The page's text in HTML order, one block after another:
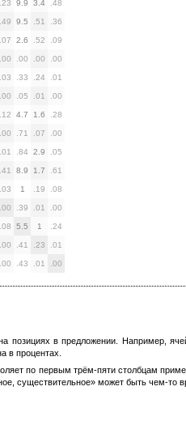
.23 9.9 3.4 .48
.49 9.5 .51 .36
.07 2.6 .52 .09
.00 .00 .00 .00
.03 .33 .24 .01
.00 .05 .01 .00
.12 4.7 1.6 .28
.00 .71 .07 .00
.01 .84 2.9 .05
.41 8.9 1.7 .61
.03 1 .19 .08
.00 .39 .01 .00
.08 5.5 1 .24
.00 .41 .23 .01
.00 .43 .01 .00
позициях в предложении. Например,
в процентах.
по первым трём-пяти столбцам
существительное» может быть чем-то